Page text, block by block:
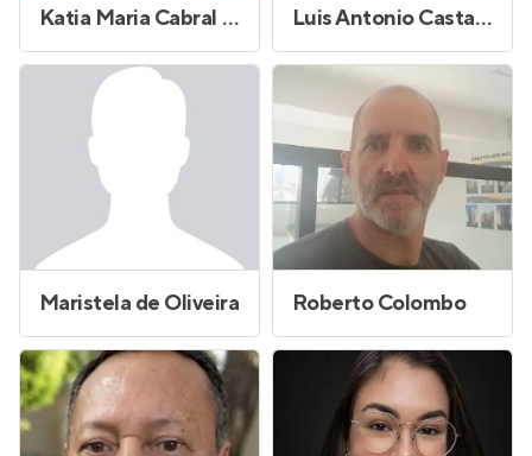
Katia Maria Cabral da Silva Luis Antonio Castanheira do Vale
Maristela de Oliveira Roberto Colombo